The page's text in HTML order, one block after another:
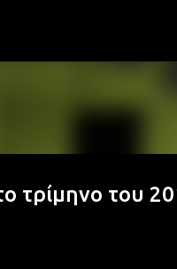
τρίμηνο του